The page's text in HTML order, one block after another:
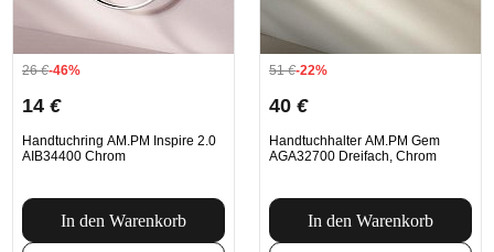
26€-46%
14 €
Handtuchring AM.PM Inspire 2.0
AIB34400 Chrom
In den Warenkorb
51€-22%
40 €
Handtuchhalter AM.PM Gem
AGA32700 Dreifach, Chrom
In den Warenkorb